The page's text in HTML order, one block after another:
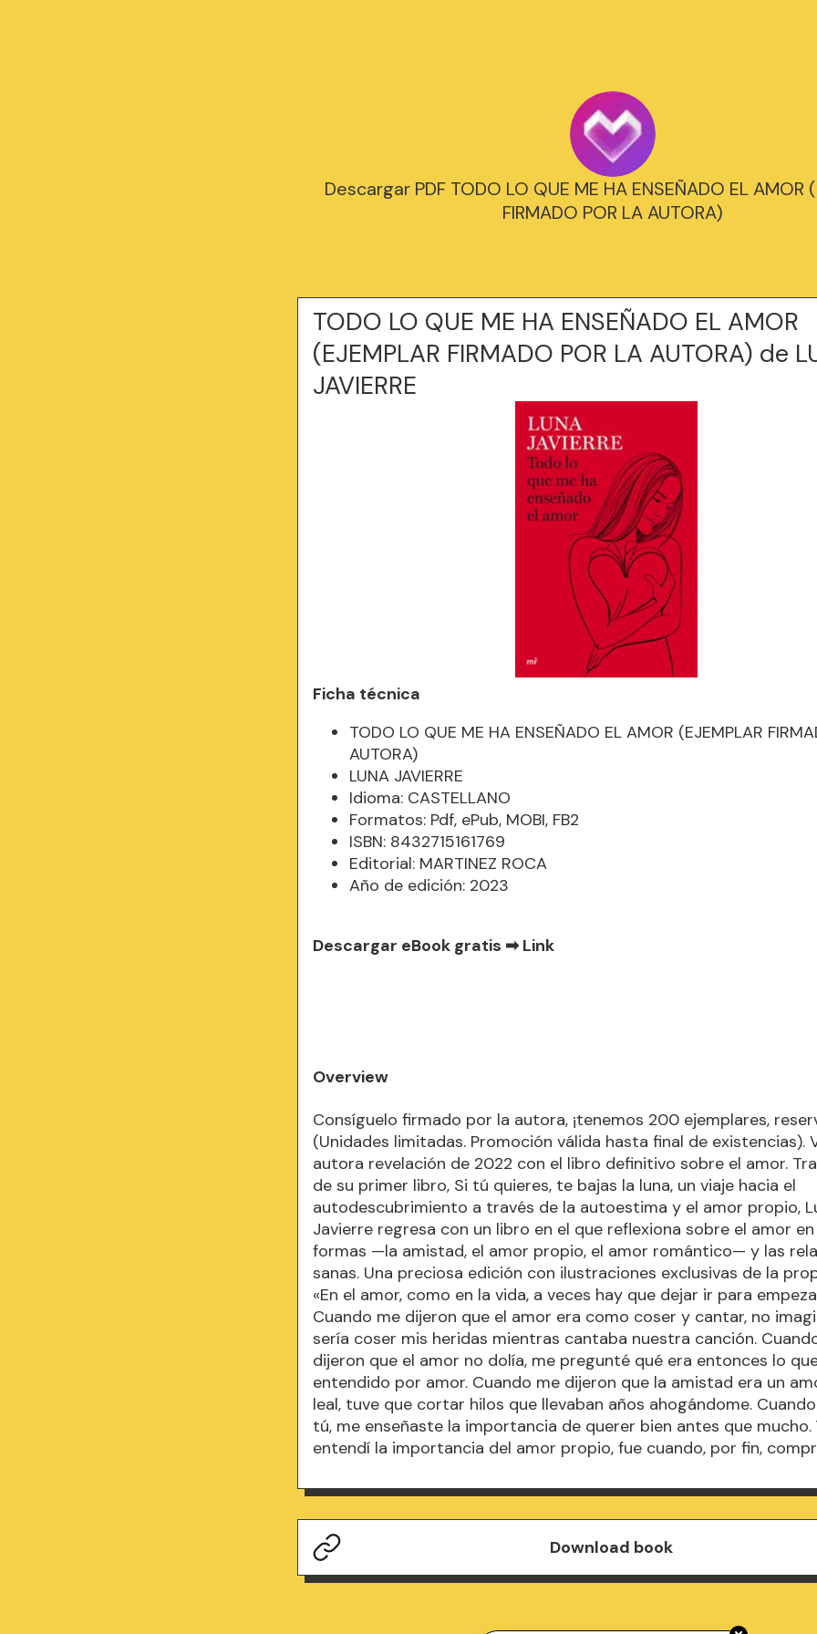
Descargar PDF TODO LO QUE ME HA ENSEÑADO EL AMOR
FIRMADO POR LA AUTORA)
TODO LO QUE ME HA ENSEÑADO EL AMOR
(EJEMPLAR FIRMADO POR LA AUTORA) de
JAVIERRE
Ficha técnica
TODO LO QUE ME HA ENSEÑADO EL AMOR (EJEMPLAR
AUTORA)
LUNA JAVIERRE
Idioma: CASTELLANO
Formatos: Pdf, ePub, MOBI, FB2
ISBN: 8432715161769
Editorial: MARTINEZ ROCA
Año de edición: 2023
Descargar eBook gratis ➡Link
Overview
Consíguelo firmado por la autora, ¡tenemos 200 ejemplares,
(Unidades limitadas. Promoción válida hasta final de existencias).
autora revelación de 2022 con el libro definitivo sobre el amor.
de su primer libro, Si tú quieres, te bajas la luna, un viaje hacia el
autodescubrimiento a través de la autoestima y el amor propio,
Javierre regresa con un libro en el que reflexiona sobre el amor
formas —la amistad, el amor propio, el amor romántico— y las
sanas. Una preciosa edición con ilustraciones exclusivas de la
«En el amor, como en la vida, a veces hay que dejar ir para
Cuando me dijeron que el amor era como coser y cantar, no
sería coser mis heridas mientras cantaba nuestra canción.
dijeron que el amor no dolía, me pregunté qué era entonces lo
entendido por amor. Cuando me dijeron que la amistad era un
leal, tuve que cortar hilos que llevaban años ahogándome.
tú, me enseñaste la importancia de querer bien antes que mucho.
entendí la importancia del amor propio, fue cuando, por fin,
Download book